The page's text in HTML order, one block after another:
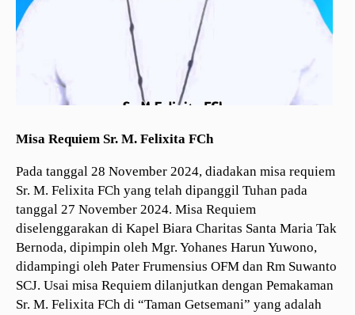
Misa Requiem Sr. M. Felixita FCh
Pada tanggal 28 November 2024, diadakan misa requiem
Sr. M. Felixita FCh yang telah dipanggil Tuhan pada
tanggal 27 November 2024. Misa Requiem
diselenggarakan di Kapel Biara Charitas Santa Maria Tak
Bernoda, dipimpin oleh Mgr. Yohanes Harun Yuwono,
didampingi oleh Pater Frumensius OFM dan Rm Suwanto
SCJ. Usai misa Requiem dilanjutkan dengan Pemakaman
Sr. M. Felixita FCh di “Taman Getsemani” yang adalah